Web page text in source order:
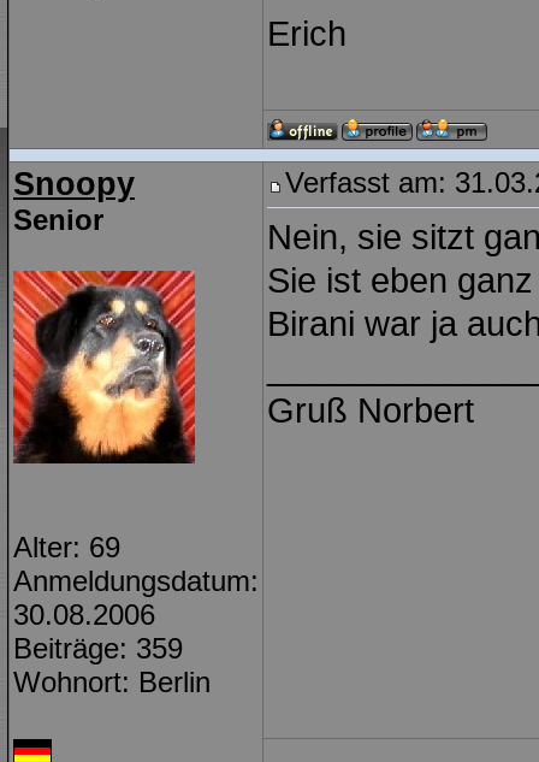
Erich
Snoopy
Senior
Alter: 69
Anmeldungsdatum:
30.08.2006
Beiträge: 359
Wohnort: Berlin
Verfasst am:
Nein, sie sitzt
Sie ist eben
Birani war ja
Gruß Norbert